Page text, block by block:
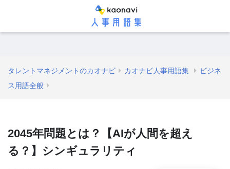
タレントマネジメントのカオナビ カオナビ人事用語集
ビジネ
ス用語全般
2045年問題とは？【AIが人間を超え
る？】シンギュラリティ